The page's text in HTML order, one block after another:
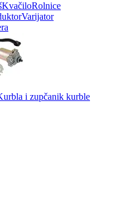
KvačiloRolnice
Varijator
i zupčanik kurble